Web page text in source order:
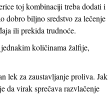
toj kombinaciji treba dodati i
dobro biljno sredstvo za lečenje
ili prekida trudnoće.
količinama žalfije,
lek za zaustavljanje proliva. Jak
da virak sprečava razvlačenje